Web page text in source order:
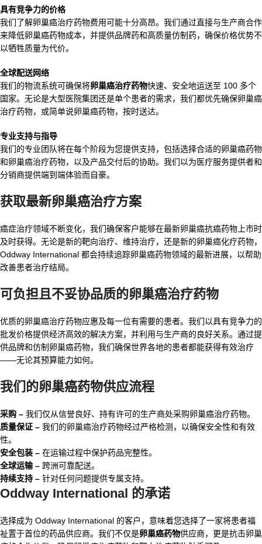
具有竞争力的价格
我们了解卵巢癌治疗药物费用可能十分高昂。我们通过直接与生产商合作
来降低卵巢癌药物成本，并提供品牌药和高质量仿制药，确保价格优势不
以牺牲质量为代价。
全球配送网络
我们的物流系统可确保将卵巢癌治疗药物快速、安全地运送至 100 多个
国家。无论是大型医院集团还是单个患者的需求，我们都优先确保卵巢癌
治疗药物，或简单说卵巢癌药物，按时送达。
专业支持与指导
我们的专业团队将在每个阶段为您提供支持，包括选择合适的卵巢癌药物
和卵巢癌治疗药物，以及产品交付后的协助。我们以为医疗服务提供者和
分销商提供端到端体验而自豪。
获取最新卵巢癌治疗方案
癌症治疗领域不断变化，我们确保客户能够在最新卵巢癌抗癌药物上市时
及时获得。无论是新的靶向治疗、维持治疗，还是新的卵巢癌化疗药物，
Oddway International 都会持续追踪卵巢癌药物领域的最新进展，以帮助
改善患者治疗结局。
可负担且不妥协品质的卵巢癌治疗药物
优质的卵巢癌治疗药物应惠及每一位有需要的患者。我们以具有竞争力的
批发价格提供经济高效的解决方案，并利用与生产商的良好关系。通过提
供品牌和仿制卵巢癌药物，我们确保世界各地的患者都能获得有效治疗
——无论其预算能力如何。
我们的卵巢癌药物供应流程
采购 – 我们仅从信誉良好、持有许可的生产商处采购卵巢癌治疗药物。
质量保证 – 我们的卵巢癌治疗药物经过严格检测，以确保安全性和有效
性。
安全包装 – 在运输过程中保护药品完整性。
全球运输 – 跨洲可靠配送。
持续支持 – 针对任何问题提供专属支持。
Oddway International 的承诺
选择成为 Oddway International 的客户，意味着您选择了一家将患者福
祉置于首位的药品供应商。我们不仅是卵巢癌药物供应商，更是抗击卵巢